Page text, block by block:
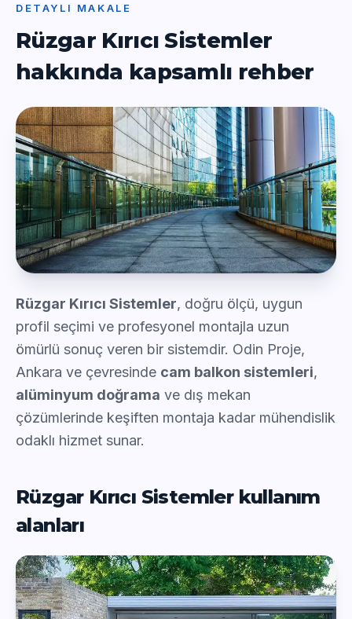
DETAYLI MAKALE
Rüzgar Kırıcı Sistemler
hakkında kapsamlı rehber
Rüzgar Kırıcı Sistemler, doğru ölçü, uygun
profil seçimi ve profesyonel montajla uzun
ömürlü sonuç veren bir sistemdir. Odin Proje,
Ankara ve çevresinde cam balkon sistemleri,
alüminyum doğrama ve dış mekan
çözümlerinde keşiften montaja kadar mühendislik
odaklı hizmet sunar.
Rüzgar Kırıcı Sistemler kullanım
alanları